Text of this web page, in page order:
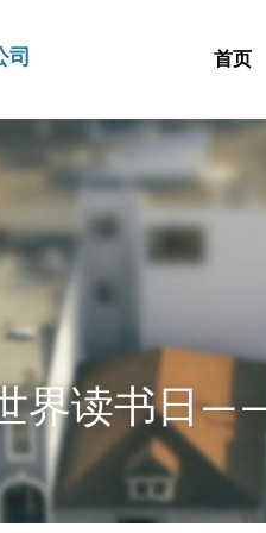
司 首页
界读书日